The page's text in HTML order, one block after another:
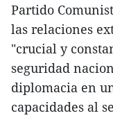
Partido
las relaciones
"crucial y
seguridad
diplomacia en
capacidades al